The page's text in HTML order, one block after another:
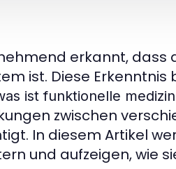
erkannt, dass
ist. Diese
ist funktionelle medizin
zwischen
In diesem Artikel
und aufzeigen, wie